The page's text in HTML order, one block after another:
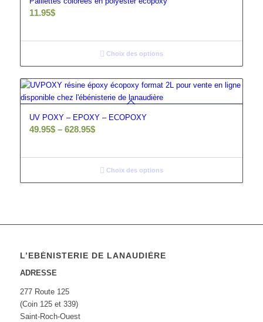
11.95$
Choix des options
UV POXY – EPOXY – ECOPOXY
49.95$– 628.95$
Choix des options
L’EBÉNISTERIE DE LANAUDIÈRE
ADRESSE
277 Route 125
(Coin 125 et 339)
Saint-Roch-Ouest